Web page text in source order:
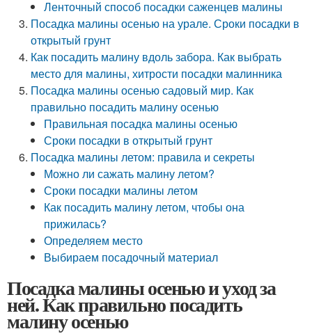
Ленточный способ посадки саженцев малины
Посадка малины осенью на урале. Сроки посадки в
открытый грунт
Как посадить малину вдоль забора. Как выбрать
место для малины, хитрости посадки малинника
Посадка малины осенью садовый мир. Как
правильно посадить малину осенью
Правильная посадка малины осенью
Сроки посадки в открытый грунт
Посадка малины летом: правила и секреты
Можно ли сажать малину летом?
Сроки посадки малины летом
Как посадить малину летом, чтобы она
прижилась?
Определяем место
Выбираем посадочный материал
Посадка малины осенью и уход за
ней. Как правильно посадить
малину осенью